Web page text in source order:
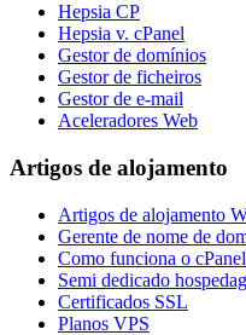
Hepsia CP
Hepsia v. cPanel
Gestor de domínios
Gestor de ficheiros
Gestor de e-mail
Aceleradores Web
Artigos de alojamento
Artigos de alojamento
Gerente de nome de
Como funciona o
Semi dedicado
Certificados SSL
Planos VPS